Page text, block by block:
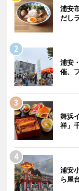
浦安
だし
浦安
催、
舞浜
祥」
浦安
ら屋